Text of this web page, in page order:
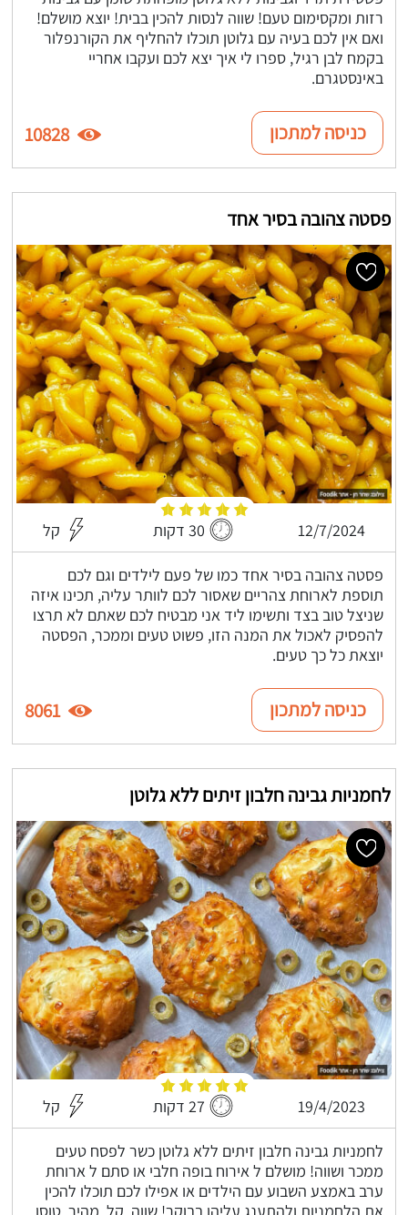
רזות ומקסימום טעם! שווה לנסות להכין בבית! יוצא מושלם!
ואם אין לכם בעיה עם גלוטן תוכלו להחליף את הקורנפלור
בקמח לבן רגיל, ספרו לי איך יצא לכם ועקבו אחריי
באינסטגרם.
כניסה למתכון 10828
פסטה צהובה בסיר אחד
12/7/2024 30 דקות קל
פסטה צהובה בסיר אחד כמו של פעם לילדים וגם לכם
תוספת לארוחת צהריים שאסור לכם לוותר עליה, תכינו איזה
שניצל טוב בצד ותשימו ליד אני מבטיח לכם שאתם לא תרצו
להפסיק לאכול את המנה הזו, פשוט טעים וממכר, הפסטה
יוצאת כל כך טעים.
כניסה למתכון 8061
לחמניות גבינה חלבון זיתים ללא גלוטן
19/4/2023 27 דקות קל
לחמניות גבינה חלבון זיתים ללא גלוטן כשר לפסח טעים
ממכר ושווה! מושלם ל אירוח בופה חלבי או סתם ל ארוחת
ערב באמצע השבוע עם הילדים או אפילו לכם תוכלו להכין
את הלחמניות ולהתענג עליהן בבוקר! שווה, קל, מהיר, טוסו